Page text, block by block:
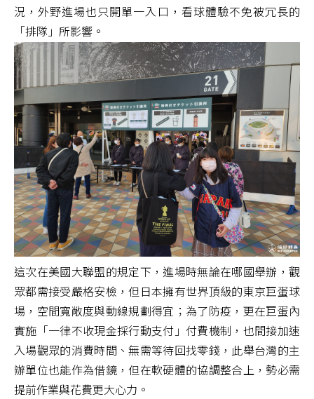
況，外野進場也只開單一入口，看球體驗不免被冗長的
「排隊」所影響。
這次在美國大聯盟的規定下，進場時無論在哪國舉辦，觀
眾都需接受嚴格安檢，但日本擁有世界頂級的東京巨蛋球
場，空間寬敞度與動線規劃得宜；為了防疫，更在巨蛋內
實施「一律不收現金採行動支付」付費機制，也間接加速
入場觀眾的消費時間、無需等待回找零錢，此舉台灣的主
辦單位也能作為借鏡，但在軟硬體的協調整合上，勢必需
提前作業與花費更大心力。